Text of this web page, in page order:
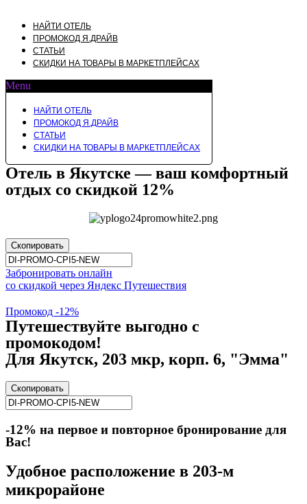
НАЙТИ ОТЕЛЬ
ПРОМОКОД Я.ДРАЙВ
СТАТЬИ
СКИДКИ НА ТОВАРЫ В МАРКЕТПЛЕЙСАХ
Menu
НАЙТИ ОТЕЛЬ
ПРОМОКОД Я.ДРАЙВ
СТАТЬИ
СКИДКИ НА ТОВАРЫ В МАРКЕТПЛЕЙСАХ
Отель в Якутске — ваш комфортный
отдых со скидкой 12%
Скопировать
Забронировать онлайн
со скидкой через Яндекс Путешествия
Промокод -12%
Путешествуйте выгодно с
промокодом!
Для Якутск, 203 мкр, корп. 6, "Эмма"
Скопировать
-12% на первое и повторное бронирование для
Вас!
Удобное расположение в 203-м
микрорайоне